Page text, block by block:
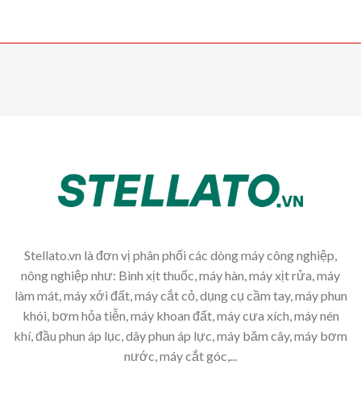
Stellato.vn là đơn vị phân phối các dòng máy công nghiệp,
nông nghiệp như: Bình xịt thuốc, máy hàn, máy xịt rửa, máy
làm mát, máy xới đất, máy cắt cỏ, dụng cụ cầm tay, máy phun
khói, bơm hỏa tiễn, máy khoan đất, máy cưa xích, máy nén
khí, đầu phun áp lục, dây phun áp lực, máy băm cây, máy bơm
nước, máy cắt góc,...